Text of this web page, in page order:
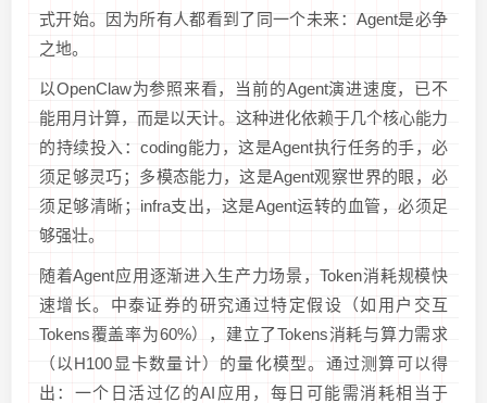
式开始。因为所有人都看到了同一个未来：Agent是必争
之地。
以OpenClaw为参照来看，当前的Agent演进速度，已不
能用月计算，而是以天计。这种进化依赖于几个核心能力
的持续投入：coding能力，这是Agent执行任务的手，必
须足够灵巧；多模态能力，这是Agent观察世界的眼，必
须足够清晰；infra支出，这是Agent运转的血管，必须足
够强壮。
随着Agent应用逐渐进入生产力场景，Token消耗规模快
速增长。中泰证券的研究通过特定假设（如用户交互
Tokens覆盖率为60%），建立了Tokens消耗与算力需求
（以H100显卡数量计）的量化模型。通过测算可以得
出：一个日活过亿的AI应用，每日可能需消耗相当于